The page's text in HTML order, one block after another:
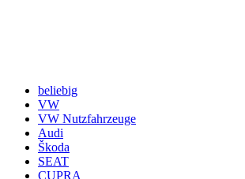
beliebig
VW
VW Nutzfahrzeuge
Audi
Škoda
SEAT
CUPRA